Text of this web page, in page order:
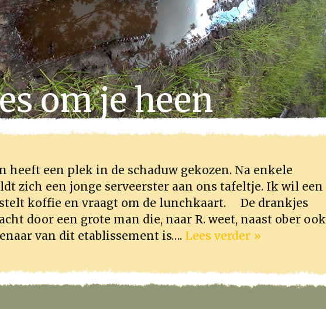
om je heen
heeft een plek in de schaduw gekozen. Na enkele
zich een jonge serveerster aan ons tafeltje. Ik wil een
koffie en vraagt om de lunchkaart. De drankjes
door een grote man die, naar R. weet, naast ober ook
van dit etablissement is…. Lees verder »